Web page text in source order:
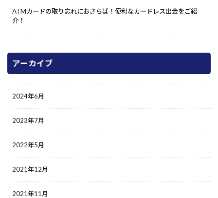
ATMカードの取り忘れにおさらば！便利なカードレス出金をご紹
介！
アーカイブ
2024年6月
2023年7月
2022年5月
2021年12月
2021年11月